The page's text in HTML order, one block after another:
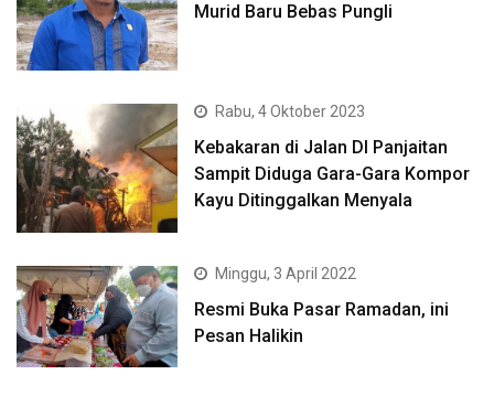
Murid Baru Bebas Pungli
Rabu, 4 Oktober 2023
Kebakaran di Jalan DI Panjaitan
Sampit Diduga Gara-Gara Kompor
Kayu Ditinggalkan Menyala
Minggu, 3 April 2022
Resmi Buka Pasar Ramadan, ini
Pesan Halikin